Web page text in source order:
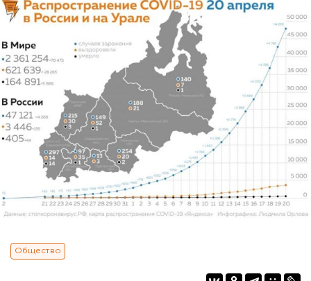
Общество